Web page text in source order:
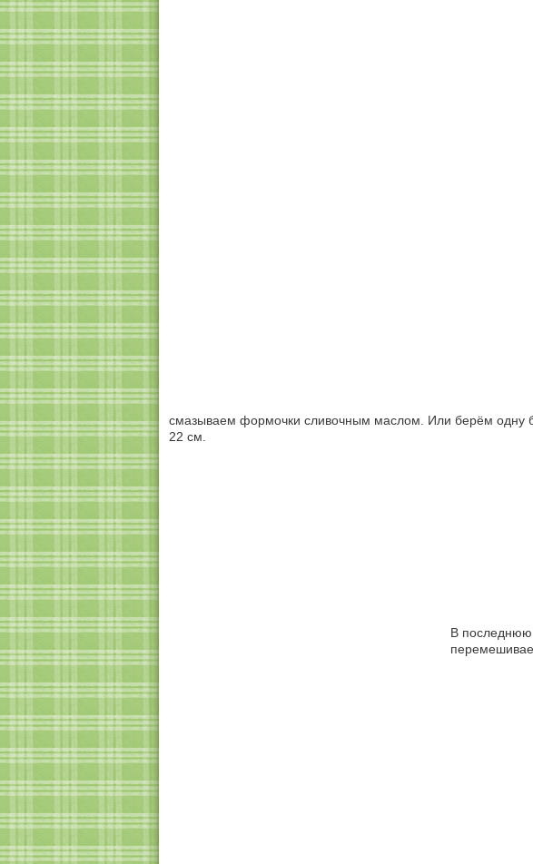
смазываем формочки сливочным маслом. Или берём одну
22 см.
В последнюю